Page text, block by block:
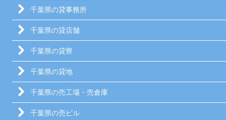
千葉県の貸事務所
千葉県の貸店舗
千葉県の貸寮
千葉県の貸地
千葉県の売工場・売倉庫
千葉県の売ビル